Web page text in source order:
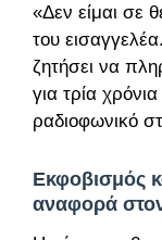
«Δεν είμαι σε
του
ζητήσει να
για τρία
ραδιοφωνικό
Εκφοβισμός
αναφορά